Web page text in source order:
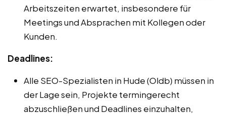
Arbeitszeiten erwartet, insbesondere für
Meetings und Absprachen mit Kollegen oder
Kunden.
Deadlines:
Alle SEO-Spezialisten in Hude (Oldb) müssen in
der Lage sein, Projekte termingerecht
abzuschließen und Deadlines einzuhalten,